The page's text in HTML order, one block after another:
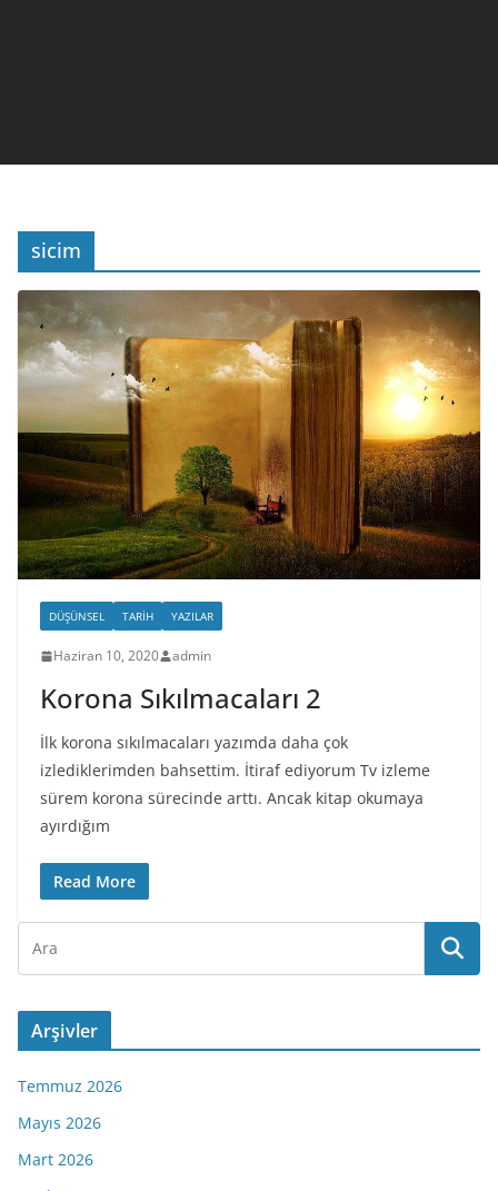
sicim
DÜŞÜNSEL TARIH YAZILAR
Haziran 10, 2020 admin
Korona Sıkılmacaları 2
İlk korona sıkılmacaları yazımda daha çok
izlediklerimden bahsettim. İtiraf ediyorum Tv izleme
sürem korona sürecinde arttı. Ancak kitap okumaya
ayırdığım
Read More
Arşivler
Temmuz 2026
Mayıs 2026
Mart 2026